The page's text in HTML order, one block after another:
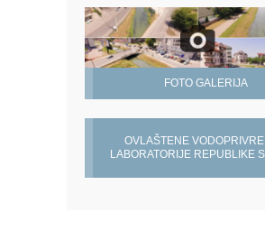
FOTO GALERIJA
OVLAŠTENE
LABORATORIJE REPUBLIKE